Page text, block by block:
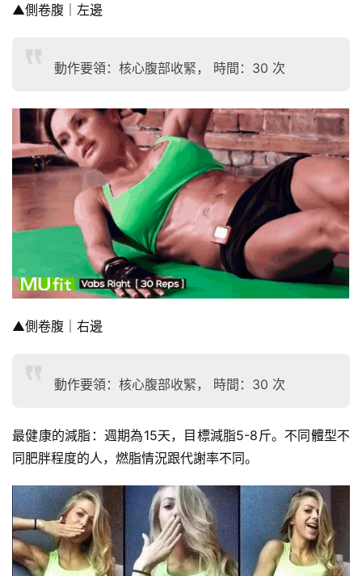
▲側卷腹｜左邊
動作要領：核心腹部收緊， 時間：30 次
▲側卷腹｜右邊
動作要領：核心腹部收緊， 時間：30 次
最健康的減脂：週期為15天，目標減脂5-8斤。不同體型不
同肥胖程度的人，燃脂情況跟代謝率不同。